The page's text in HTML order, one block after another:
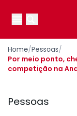
Open main
Open
Home/Pessoas/
Por meio ponto,
competição na
Pessoas